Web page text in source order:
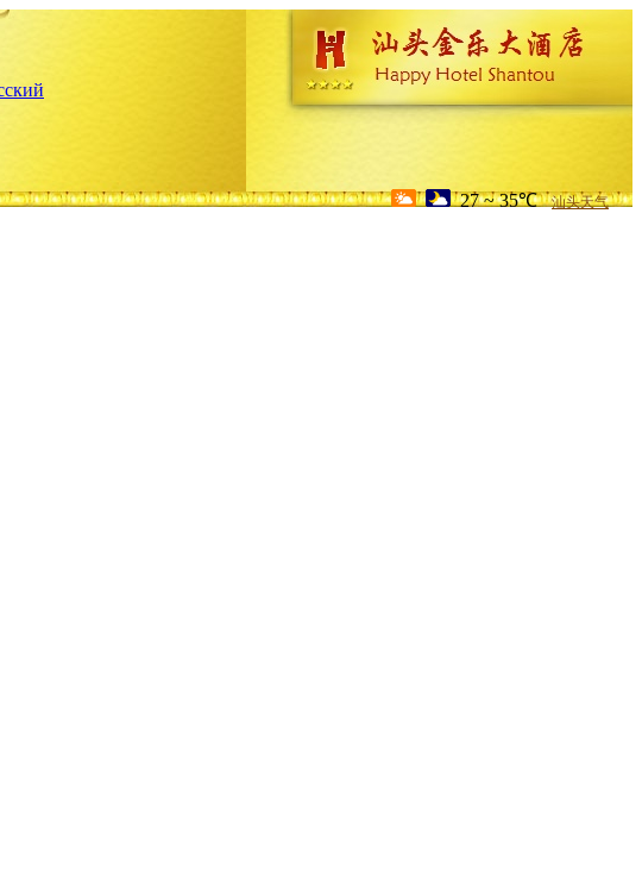
27 ~ 35℃ 汕头天气